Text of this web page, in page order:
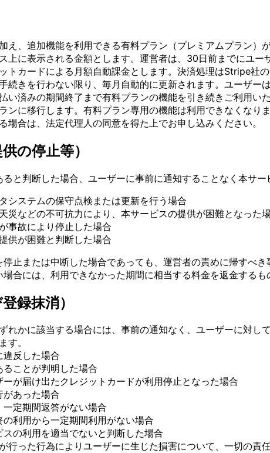
え、追加機能を利用できる有料プラン（プレミアムプラン）が
上に表示される金額とします。運営者は、30日前までにユー
トカードによる月額自動課金とします。決済処理はStripe社の
続きを行わない限り、毎月自動的に更新されます。ユーザー
い済みの期間終了まで有料プランの機能を引き続きご利用い
ンに移行します。有料プラン専用の機能は利用できなくなりま
場合は、法定代理人の同意を得た上でお申し込みください。
の停止等）
と判断した場合、ユーザーに事前に通知することなく本サ
システムの保守点検または更新を行う場合
災などの不可抗力により、本サービスの提供が困難となった
事故により停止した場合
供が困難と判断した場合
止または中断した場合であっても、運営者の責めに帰すべ
合には、利用できなかった期間に相当する料金を返金するも
録抹消）
れかに該当する場合には、事前の通知なく、ユーザーに対
す。
反した場合
ことが判明した場合
が届け出たクレジットカードが利用停止となった場合
あった場合
定期間返答がない場合
利用から一定期間利用がない場合
の利用を適当でないと判断した場合
行った行為によりユーザーに生じた損害について、一切の責任